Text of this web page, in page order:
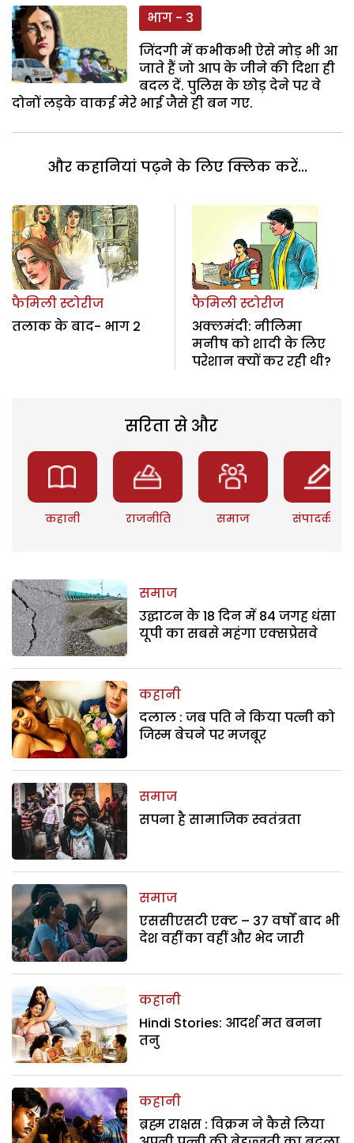
भाग - 3
जिंदगी में कभीकभी ऐसे मोड़ भी आ
जाते हैं जो आप के जीने की दिशा ही
बदल दें. पुलिस के छोड़ देने पर वे
दोनों लड़के वाकई मेरे भाई जैसे ही बन गए.
और कहानियां पढ़ने के लिए क्लिक करें...
फैमिली स्टोरीज
तलाक के बाद- भाग 2
फैमिली स्टोरीज
अक्लमंदी: नीलिमा
मनीष को शादी के लिए
परेशान क्यों कर रही थी?
सरिता से और
कहानी राजनीति समाज संपादकीय
समाज
उद्घाटन के 18 दिन में 84 जगह धंसा
यूपी का सबसे महंगा एक्सप्रेसवे
कहानी
दलाल : जब पति ने किया पत्नी को
जिस्म बेचने पर मजबूर
समाज
सपना है सामाजिक स्वतंत्रता
समाज
एससीएसटी एक्ट – 37 वर्षों बाद भी
देश वहीं का वहीं और भेद जारी
कहानी
Hindi Stories: आदर्श मत बनना
तनु
कहानी
ब्रह्म राक्षस : विक्रम ने कैसे लिया